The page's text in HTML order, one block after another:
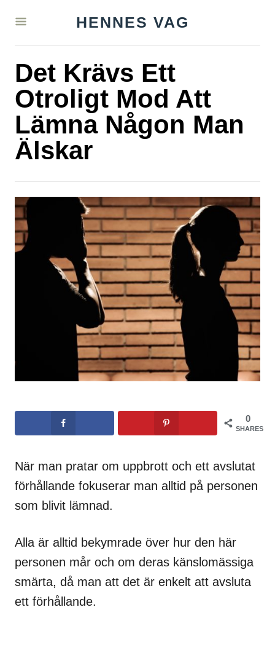
HENNES VAG
Det Krävs Ett
Otroligt Mod Att
Lämna Någon Man
Älskar
0
SHARES
När man pratar om uppbrott och ett avslutat
förhållande fokuserar man alltid på personen
som blivit lämnad.
Alla är alltid bekymrade över hur den här
personen mår och om deras känslomässiga
smärta, då man att det är enkelt att avsluta
ett förhållande.